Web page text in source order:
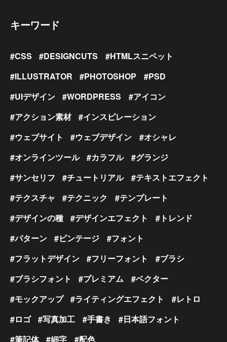
キーワード
CSS DESIGNCUTS
HTMLスニペット
ILLUSTRATOR
PHOTOSHOP
PSD
UIデザイン
WORDPRESS
アイコン
アクション素材
インスピレーション
ウェブサイト
ウェブデザイン
オシャレ
オンラインツール
カラフル
グランジ
サンセリフ
チュートリアル
テキストエフェクト
テクスチャ
テクニック
テンプレート
デザインの種
デザインエフェクト
トレンド
パターン
ビンテージ
フォント
フラットデザイン
フリーフォント
ブラシ
ブラシフォント
プレミアム
ベクター
モックアップ
ライティングエフェクト
レトロ
ロゴ
写真加工 手書き
日本語フォント
筆記体
細字 配色